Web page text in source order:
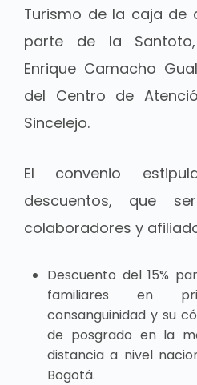
Turismo de la caja de
parte de la
Enrique Camacho
del Centro de
Sincelejo.
El convenio
descuentos, que
colaboradores y
Descuento del 15%
familiares en
consanguinidad y su
de posgrado en la
distancia a nivel
Bogotá.